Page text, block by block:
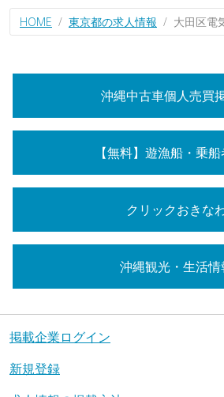
HOME 東京都の求人情報 大田区電
沖縄中古車個人売買
【無料】遊漁船・乗
クリックおきな
沖縄観光・生活情
掲載企業ログイン
新規登録